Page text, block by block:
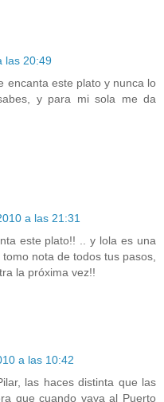
las 20:49
encanta este plato y nunca lo
y para mi sola me da
a las 21:31
este plato!! .. y lola es una
nota de todos tus pasos,
la próxima vez!!
a las 10:42
las haces distinta que las
que cuando vaya al Puerto